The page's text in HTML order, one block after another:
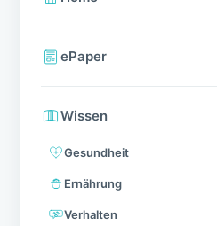
ePaper
Wissen
Gesundheit
Ernährung
Verhalten